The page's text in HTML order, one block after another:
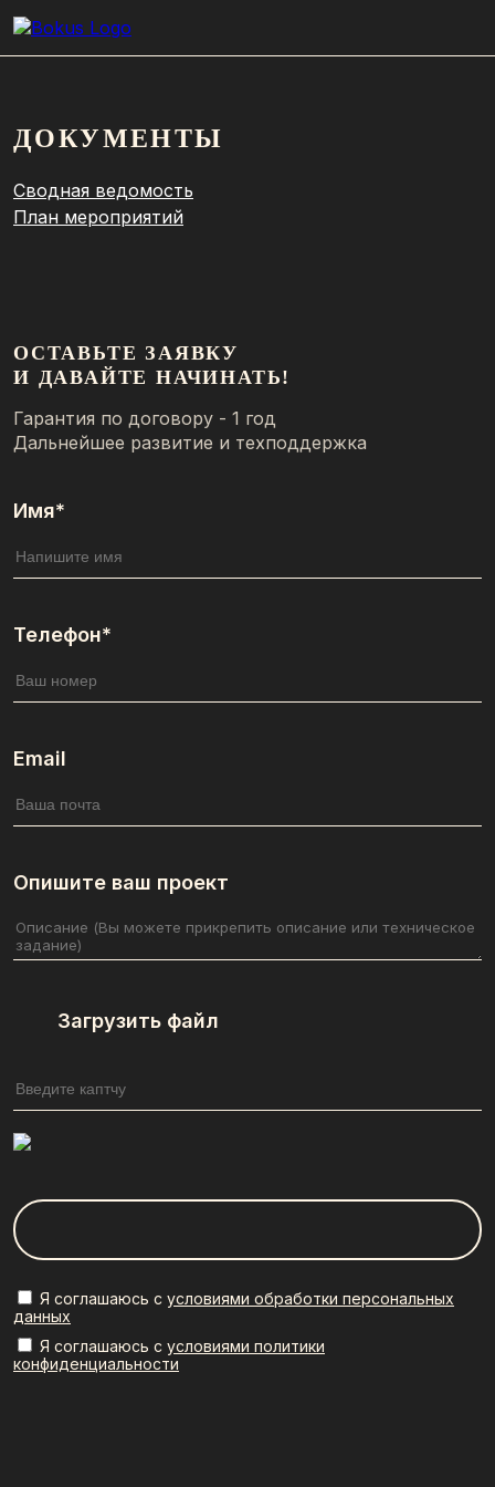
ДОКУМЕНТЫ
Сводная ведомость
План мероприятий
ОСТАВЬТЕ ЗАЯВКУ
И ДАВАЙТЕ НАЧИНАТЬ!
Гарантия по договору - 1 год
Дальнейшее развитие и техподдержка
Имя*
Телефон*
Email
Опишите ваш проект
Загрузить файл
Я соглашаюсь с условиями обработки персональных
данных
Я соглашаюсь с условиями политики
конфиденциальности